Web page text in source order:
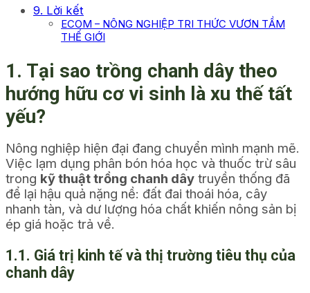
9. Lời kết
ECOM – NÔNG NGHIỆP TRI THỨC VƯƠN TẦM
THẾ GIỚI
1. Tại sao trồng chanh dây theo
hướng hữu cơ vi sinh là xu thế tất
yếu?
Nông nghiệp hiện đại đang chuyển mình mạnh mẽ.
Việc lạm dụng phân bón hóa học và thuốc trừ sâu
trong kỹ thuật trồng chanh dây truyền thống đã
để lại hậu quả nặng nề: đất đai thoái hóa, cây
nhanh tàn, và dư lượng hóa chất khiến nông sản bị
ép giá hoặc trả về.
1.1. Giá trị kinh tế và thị trường tiêu thụ của
chanh dây